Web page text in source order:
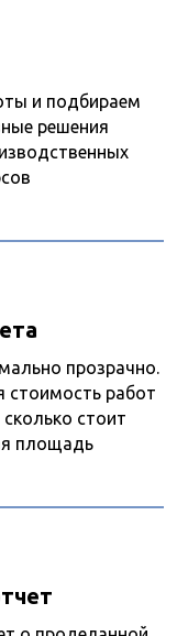
и подбираем
решения
прозрачно.
стоимость работ
стоит
площадь